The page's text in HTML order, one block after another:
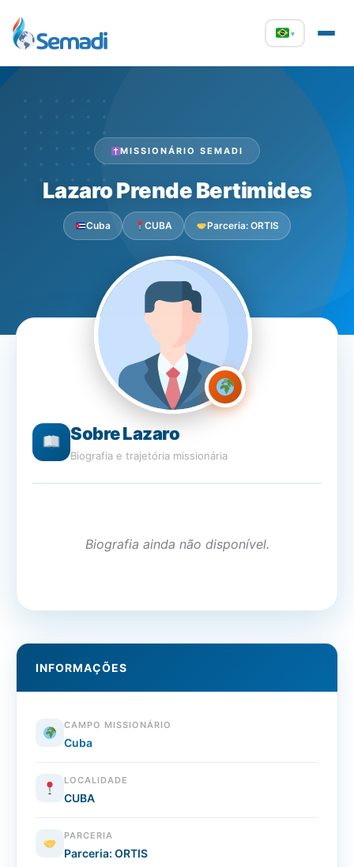
▾
MISSIONÁRIO SEMADI
Lazaro Prende Bertimides
Cuba CUBA Parceria: ORTIS
Sobre Lazaro
Biografia e trajetória missionária
Biografia ainda não disponível.
INFORMAÇÕES
CAMPO MISSIONÁRIO
Cuba
LOCALIDADE
CUBA
PARCERIA
Parceria: ORTIS